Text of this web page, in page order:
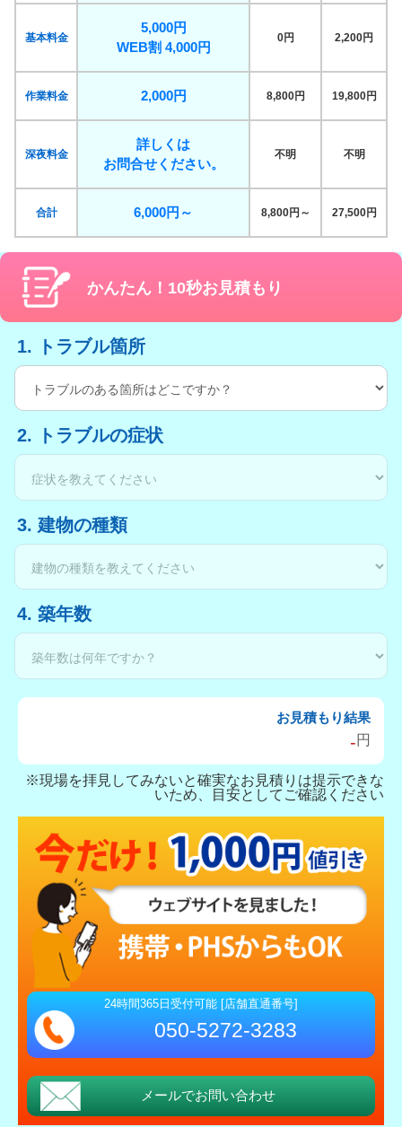
基本料金
5,000円
WEB割 4,000円
0円 2,200円
作業料金 2,000円 8,800円 19,800円
深夜料金
詳しくは
お問合せください。
不明 不明
合計 6,000円～ 8,800円～ 27,500円
かんたん！10秒お見積もり
1. トラブル箇所
2. トラブルの症状
3. 建物の種類
4. 築年数
お見積もり結果
- 円
※現場を拝見してみないと確実なお見積りは提示できな
いため、目安としてご確認ください
24時間365日受付可能 [店舗直通番号]
050-5272-3283
メールでお問い合わせ